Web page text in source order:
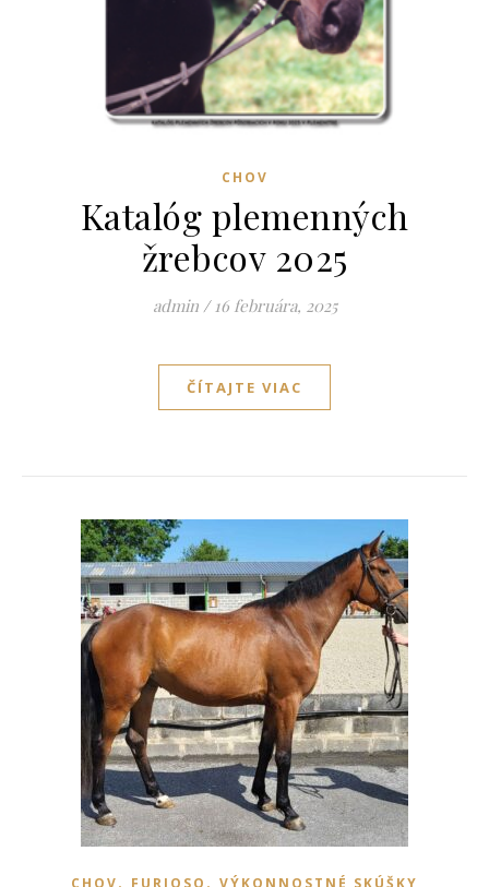
CHOV
Katalóg plemenných
žrebcov 2025
admin / 16 februára, 2025
ČÍTAJTE VIAC
CHOV, FURIOSO , VÝKONNOSTNÉ SKÚŠKY